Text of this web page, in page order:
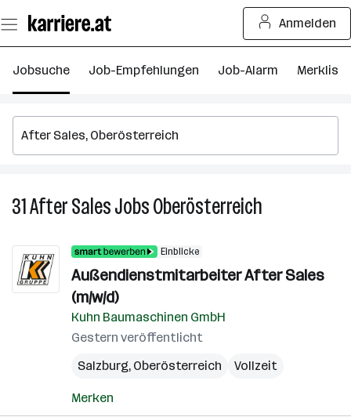
Seiteninhalt
springen
Anmelden
Jobsuche Job-Empfehlungen Job-Alarm Merkliste
31After SalesJobsOberösterreich
in
Einblicke
Außendienstmitarbeiter After Sales
(m/w/d)
Kuhn Baumaschinen GmbH
Gestern veröffentlicht
Salzburg, Oberösterreich Vollzeit
Merken